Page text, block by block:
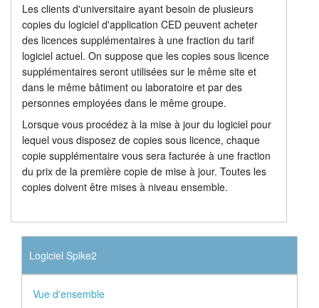
Les clients d'universitaire ayant besoin de plusieurs
copies du logiciel d'application CED peuvent acheter
des licences supplémentaires à une fraction du tarif
logiciel actuel. On suppose que les copies sous licence
supplémentaires seront utilisées sur le même site et
dans le même bâtiment ou laboratoire et par des
personnes employées dans le même groupe.
Lorsque vous procédez à la mise à jour du logiciel pour
lequel vous disposez de copies sous licence, chaque
copie supplémentaire vous sera facturée à une fraction
du prix de la première copie de mise à jour. Toutes les
copies doivent être mises à niveau ensemble.
Logiciel Spike2
Vue d'ensemble